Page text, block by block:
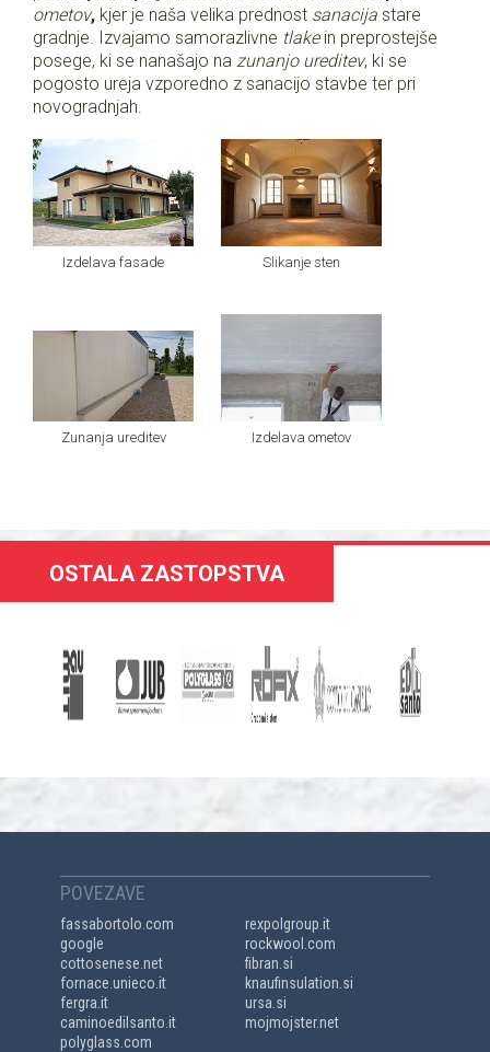
ometov, kjer je naša velika prednost sanacija stare
gradnje. Izvajamo samorazlivne tlakein preprostejše
posege, ki se nanašajo na zunanjo ureditev, ki se
pogosto ureja vzporedno z sanacijo stavbe ter pri
novogradnjah.
Izdelava fasade Slikanje sten
Zunanja ureditev Izdelava ometov
OSTALA ZASTOPSTVA
POVEZAVE
fassabortolo.com
google
cottosenese.net
fornace.unieco.it
fergra.it
caminoedilsanto.it
polyglass.com
rexpolgroup.it
rockwool.com
fibran.si
knaufinsulation.si
ursa.si
mojmojster.net